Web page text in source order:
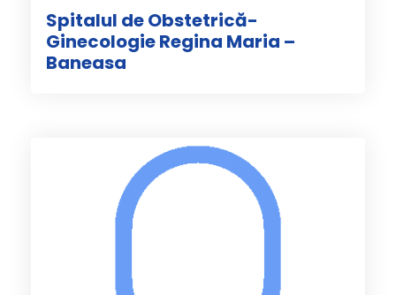
Spitalul de Obstetrică-
Ginecologie Regina Maria –
Baneasa